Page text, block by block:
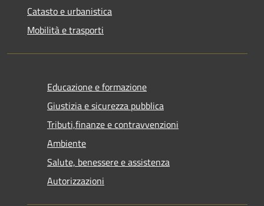
Catasto e urbanistica
Mobilità e trasporti
Educazione e formazione
Giustizia e sicurezza pubblica
Tributi,finanze e contravvenzioni
Ambiente
Salute, benessere e assistenza
Autorizzazioni